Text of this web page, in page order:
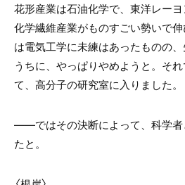
花形産業は石油化学で、東洋レー
化学繊維産業がものすごい勢いで
は電気工学に未練はあったものの
うちに、やっぱりやめようと。そ
て、高分子の研究室に入りました。
――ではその決断によって、科学者
たと。